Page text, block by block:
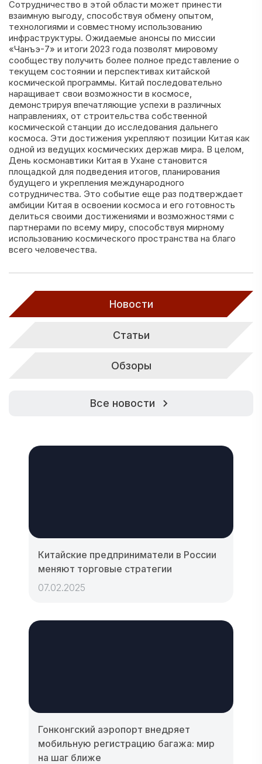
Сотрудничество в этой области может принести
взаимную выгоду, способствуя обмену опытом,
технологиями и совместному использованию
инфраструктуры. Ожидаемые анонсы по миссии
«Чанъэ-7» и итоги 2023 года позволят мировому
сообществу получить более полное представление о
текущем состоянии и перспективах китайской
космической программы. Китай последовательно
наращивает свои возможности в космосе,
демонстрируя впечатляющие успехи в различных
направлениях, от строительства собственной
космической станции до исследования дальнего
космоса. Эти достижения укрепляют позиции Китая как
одной из ведущих космических держав мира. В целом,
День космонавтики Китая в Ухане становится
площадкой для подведения итогов, планирования
будущего и укрепления международного
сотрудничества. Это событие еще раз подтверждает
амбиции Китая в освоении космоса и его готовность
делиться своими достижениями и возможностями с
партнерами по всему миру, способствуя мирному
использованию космического пространства на благо
всего человечества.
Новости
Статьи
Обзоры
Все новости
Китайские предприниматели в России
меняют торговые стратегии
07.02.2025
Гонконгский аэропорт внедряет
мобильную регистрацию багажа: мир
на шаг ближе